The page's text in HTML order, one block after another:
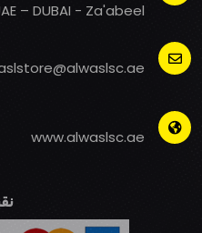
– DUBAI - Za'abeel
www.alwaslsc.ae